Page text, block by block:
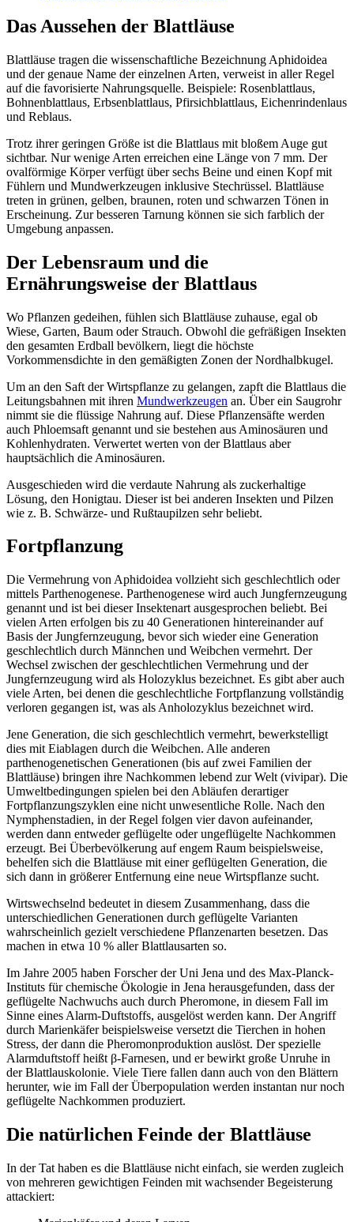
Das Aussehen der Blattläuse
Blattläuse tragen die wissenschaftliche Bezeichnung Aphidoidea
und der genaue Name der einzelnen Arten, verweist in aller Regel
auf die favorisierte Nahrungsquelle. Beispiele: Rosenblattlaus,
Bohnenblattlaus, Erbsenblattlaus, Pfirsichblattlaus, Eichenrindenlaus
und Reblaus.
Trotz ihrer geringen Größe ist die Blattlaus mit bloßem Auge gut
sichtbar. Nur wenige Arten erreichen eine Länge von 7 mm. Der
ovalförmige Körper verfügt über sechs Beine und einen Kopf mit
Fühlern und Mundwerkzeugen inklusive Stechrüssel. Blattläuse
treten in grünen, gelben, braunen, roten und schwarzen Tönen in
Erscheinung. Zur besseren Tarnung können sie sich farblich der
Umgebung anpassen.
Der Lebensraum und die
Ernährungsweise der Blattlaus
Wo Pflanzen gedeihen, fühlen sich Blattläuse zuhause, egal ob
Wiese, Garten, Baum oder Strauch. Obwohl die gefräßigen Insekten
den gesamten Erdball bevölkern, liegt die höchste
Vorkommensdichte in den gemäßigten Zonen der Nordhalbkugel.
Um an den Saft der Wirtspflanze zu gelangen, zapft die Blattlaus die
Leitungsbahnen mit ihren Mundwerkzeugen an. Über ein Saugrohr
nimmt sie die flüssige Nahrung auf. Diese Pflanzensäfte werden
auch Phloemsaft genannt und sie bestehen aus Aminosäuren und
Kohlenhydraten. Verwertet werten von der Blattlaus aber
hauptsächlich die Aminosäuren.
Ausgeschieden wird die verdaute Nahrung als zuckerhaltige
Lösung, den Honigtau. Dieser ist bei anderen Insekten und Pilzen
wie z. B. Schwärze- und Rußtaupilzen sehr beliebt.
Fortpflanzung
Die Vermehrung von Aphidoidea vollzieht sich geschlechtlich oder
mittels Parthenogenese. Parthenogenese wird auch Jungfernzeugung
genannt und ist bei dieser Insektenart ausgesprochen beliebt. Bei
vielen Arten erfolgen bis zu 40 Generationen hintereinander auf
Basis der Jungfernzeugung, bevor sich wieder eine Generation
geschlechtlich durch Männchen und Weibchen vermehrt. Der
Wechsel zwischen der geschlechtlichen Vermehrung und der
Jungfernzeugung wird als Holozyklus bezeichnet. Es gibt aber auch
viele Arten, bei denen die geschlechtliche Fortpflanzung vollständig
verloren gegangen ist, was als Anholozyklus bezeichnet wird.
Jene Generation, die sich geschlechtlich vermehrt, bewerkstelligt
dies mit Eiablagen durch die Weibchen. Alle anderen
parthenogenetischen Generationen (bis auf zwei Familien der
Blattläuse) bringen ihre Nachkommen lebend zur Welt (vivipar). Die
Umweltbedingungen spielen bei den Abläufen derartiger
Fortpflanzungszyklen eine nicht unwesentliche Rolle. Nach den
Nymphenstadien, in der Regel folgen vier davon aufeinander,
werden dann entweder geflügelte oder ungeflügelte Nachkommen
erzeugt. Bei Überbevölkerung auf engem Raum beispielsweise,
behelfen sich die Blattläuse mit einer geflügelten Generation, die
sich dann in größerer Entfernung eine neue Wirtspflanze sucht.
Wirtswechselnd bedeutet in diesem Zusammenhang, dass die
unterschiedlichen Generationen durch geflügelte Varianten
wahrscheinlich gezielt verschiedene Pflanzenarten besetzen. Das
machen in etwa 10 % aller Blattlausarten so.
Im Jahre 2005 haben Forscher der Uni Jena und des Max-Planck-
Instituts für chemische Ökologie in Jena herausgefunden, dass der
geflügelte Nachwuchs auch durch Pheromone, in diesem Fall im
Sinne eines Alarm-Duftstoffs, ausgelöst werden kann. Der Angriff
durch Marienkäfer beispielsweise versetzt die Tierchen in hohen
Stress, der dann die Pheromonproduktion auslöst. Der spezielle
Alarmduftstoff heißt β-Farnesen, und er bewirkt große Unruhe in
der Blattlauskolonie. Viele Tiere fallen dann auch von den Blättern
herunter, wie im Fall der Überpopulation werden instantan nur noch
geflügelte Nachkommen produziert.
Die natürlichen Feinde der Blattläuse
In der Tat haben es die Blattläuse nicht einfach, sie werden zugleich
von mehreren gewichtigen Feinden mit wachsender Begeisterung
attackiert: